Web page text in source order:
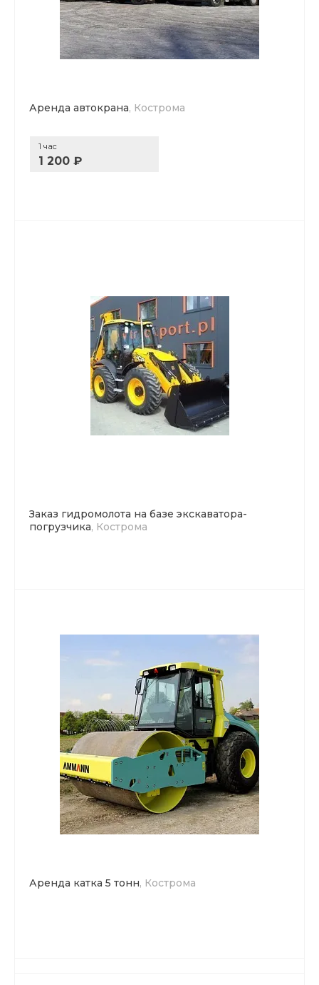
Аренда автокрана, Кострома
1 час
1 200 ₽
Заказ гидромолота на базе экскаватора-
погрузчика, Кострома
Аренда катка 5 тонн, Кострома